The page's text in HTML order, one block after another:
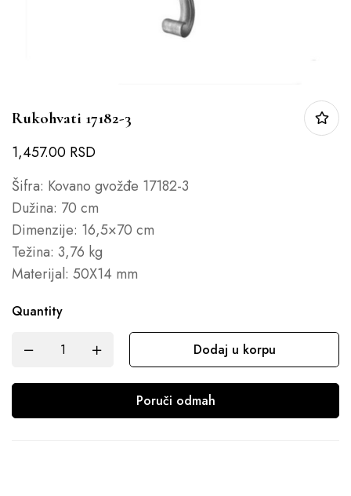
Rukohvati 17182-3
1,457.00 RSD
Šifra: Kovano gvožđe 17182-3
Dužina: 70 cm
Dimenzije: 16,5×70 cm
Težina: 3,76 kg
Materijal: 50X14 mm
Quantity
Dodaj u korpu
Poruči odmah